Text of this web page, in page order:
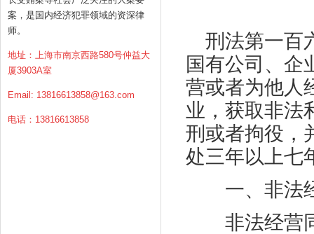
案，是国内经济犯罪领域的资深律
师。
地址：上海市南京西路580号仲益大
厦3903A室
Email: 13816613858@163.com
电话：13816613858
刑法第一百
国有公司、企
营或者为他人
业，获取非法
刑或者拘役，
处三年以上七
一、非法经
非法经营同